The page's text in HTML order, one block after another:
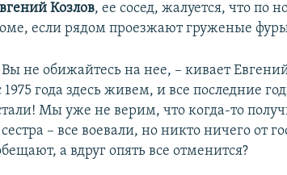
Козлов, ее сосед, жалуется, что по
если рядом проезжают груженые
Вы не обижайтесь на нее, – кивает
года здесь живем, и все последние
Мы уже не верим, что когда-то
– все воевали, но никто ничего от
а вдруг опять все отменится?